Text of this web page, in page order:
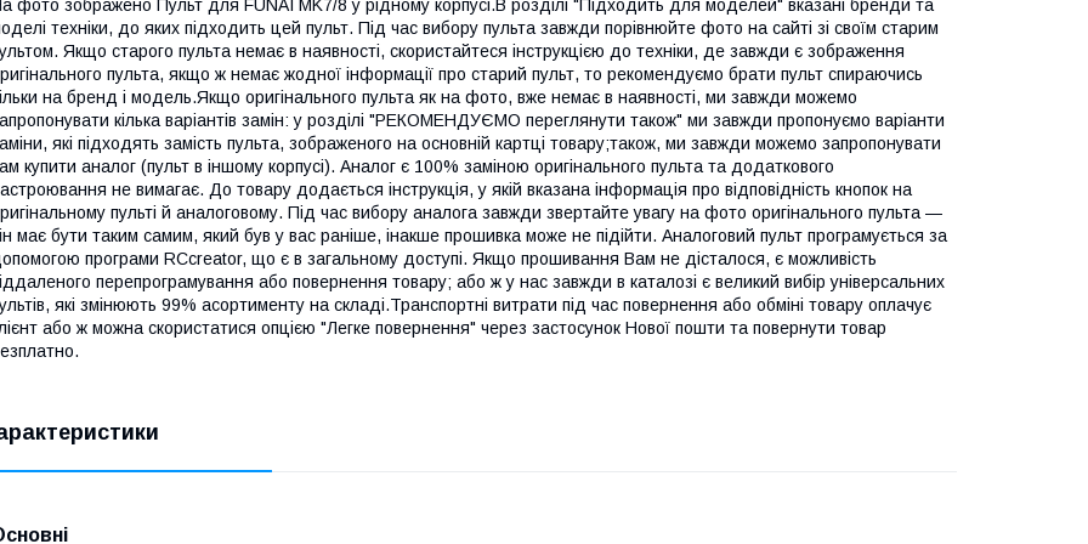
фото зображено Пульт для FUNAI MK7/8 у рідному корпусі.В розділі "Підходить для моделей" вказані бренди та
техніки, до яких підходить цей пульт. Під час вибору пульта завжди порівнюйте фото на сайті зі своїм старим
Якщо старого пульта немає в наявності, скористайтеся інструкцією до техніки, де завжди є зображення
пульта, якщо ж немає жодної інформації про старий пульт, то рекомендуємо брати пульт спираючись
на бренд і модель.Якщо оригінального пульта як на фото, вже немає в наявності, ми завжди можемо
кілька варіантів замін: у розділі "РЕКОМЕНДУЄМО переглянути також" ми завжди пропонуємо варіанти
які підходять замість пульта, зображеного на основній картці товару;також, ми завжди можемо запропонувати
купити аналог (пульт в іншому корпусі). Аналог є 100% заміною оригінального пульта та додаткового
не вимагає. До товару додається інструкція, у якій вказана інформація про відповідність кнопок на
пульті й аналоговому. Під час вибору аналога завжди звертайте увагу на фото оригінального пульта —
має бути таким самим, який був у вас раніше, інакше прошивка може не підійти. Аналоговий пульт програмується за
програми RCcreator, що є в загальному доступі. Якщо прошивання Вам не дісталося, є можливість
перепрограмування або повернення товару; або ж у нас завжди в каталозі є великий вибір універсальних
які змінюють 99% асортименту на складі.Транспортні витрати під час повернення або обміні товару оплачує
або ж можна скористатися опцією "Легке повернення" через застосунок Нової пошти та повернути товар